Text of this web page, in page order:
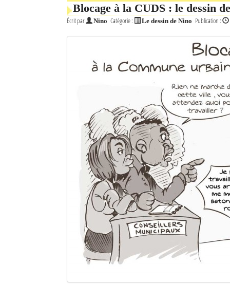
Blocage à la CUDS : le dessin
Écrit par Nino Catégorie : Le dessin de Nino Publication :